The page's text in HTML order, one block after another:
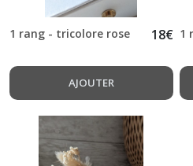
1 rang - tricolore rose 18€
AJOUTER
1